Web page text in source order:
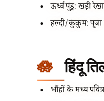
ऊर्ध्व पुंड्र: खड़ी
हल्दी/कुंकुम: पूजा
हिंदू
भौंहों के मध्य